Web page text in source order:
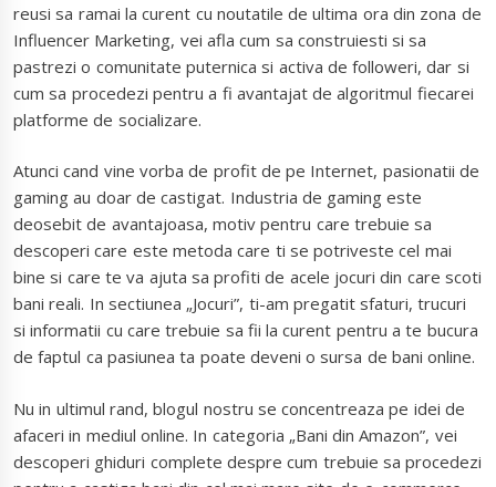
reusi sa ramai la curent cu noutatile de ultima ora din zona de
Influencer Marketing, vei afla cum sa construiesti si sa
pastrezi o comunitate puternica si activa de followeri, dar si
cum sa procedezi pentru a fi avantajat de algoritmul fiecarei
platforme de socializare.
Atunci cand vine vorba de profit de pe Internet, pasionatii de
gaming au doar de castigat. Industria de gaming este
deosebit de avantajoasa, motiv pentru care trebuie sa
descoperi care este metoda care ti se potriveste cel mai
bine si care te va ajuta sa profiti de acele jocuri din care scoti
bani reali. In sectiunea „Jocuri”, ti-am pregatit sfaturi, trucuri
si informatii cu care trebuie sa fii la curent pentru a te bucura
de faptul ca pasiunea ta poate deveni o sursa de bani online.
Nu in ultimul rand, blogul nostru se concentreaza pe idei de
afaceri in mediul online. In categoria „Bani din Amazon”, vei
descoperi ghiduri complete despre cum trebuie sa procedezi